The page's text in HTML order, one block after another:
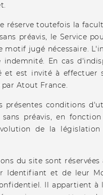
réserve toutefois la
préavis, le Service
motif jugé nécessaire.
indemnité. En cas
et est invité à effectuer
Atout France.
présentes conditions
préavis, en
de la
du site sont
Identifiant et de leur
Il appartient